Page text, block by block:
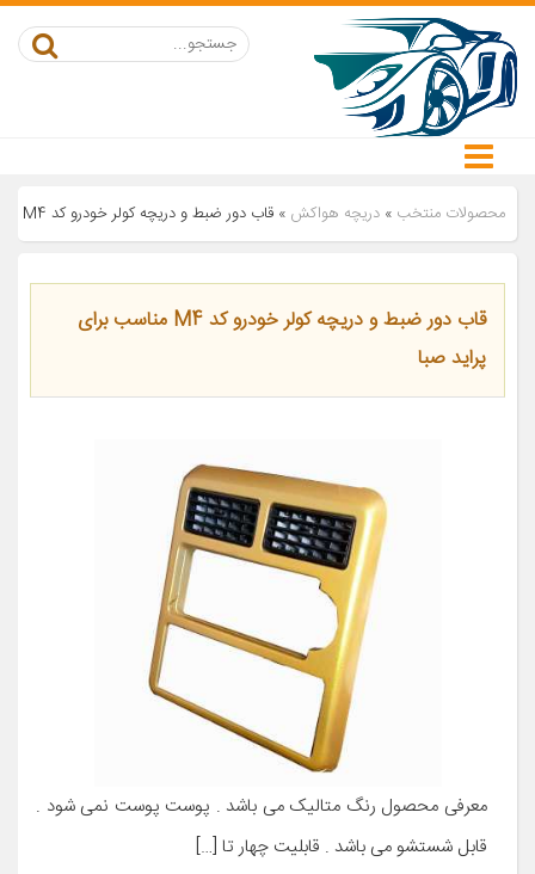
محصولات منتخب » دریچه هواکش » قاب دور ضبط و دریچه کولر خودرو کد M4 مناسب برای پراید صبا
قاب دور ضبط و دریچه کولر خودرو کد M4 مناسب برای
پراید صبا
معرفی محصول رنگ متالیک می باشد . پوست پوست نمی شود .
قابل شستشو می باشد . قابلیت چهار تا […]